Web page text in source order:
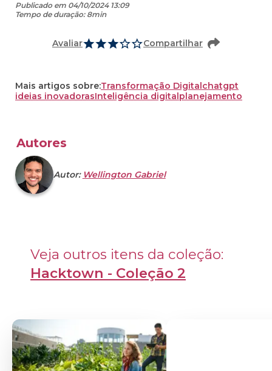
Publicado em 04/10/2024 13:09
Tempo de duração: 8min
Avaliar Compartilhar
Mais artigos sobre:Transformação Digitalchatgpt
ideias inovadorasInteligência digitalplanejamento
Autores
Autor: Wellington Gabriel
Hacktown - Coleção 2